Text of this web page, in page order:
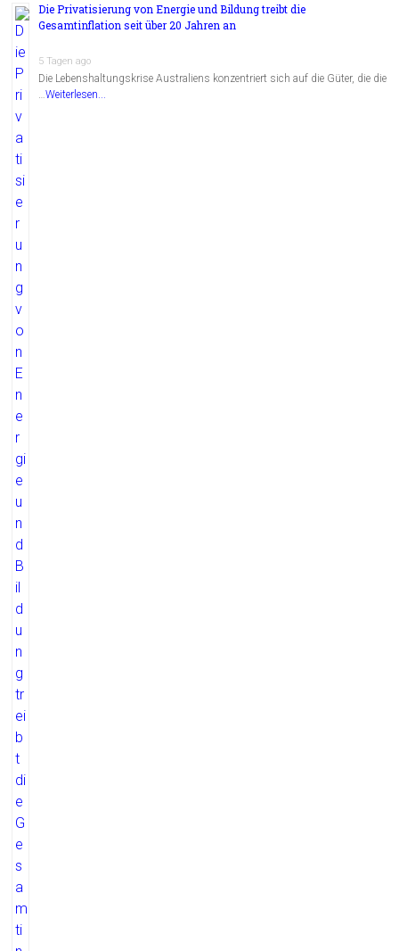
Die Privatisierung von Energie und Bildung treibt die
Gesamtinflation seit über 20 Jahren an
5 Tagen ago
Die Lebenshaltungskrise Australiens konzentriert sich auf die Güter, die die
…Weiterlesen...